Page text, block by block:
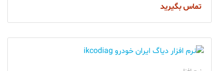
تماس بگیرید